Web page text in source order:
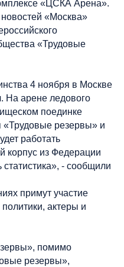
«ЦСКА Арена».
«Москва»
«Трудовые
4 ноября в Москве
На арене ледового
поединке
«Трудовые резервы» и
работать
корпус из Федерации
статистика», - сообщили
примут участие
актеры и
помимо
резервы»,